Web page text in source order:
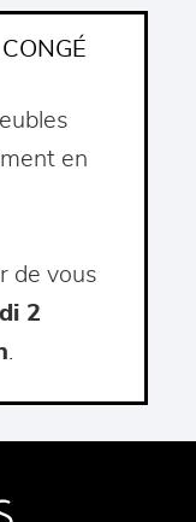
en
de vous
2
.